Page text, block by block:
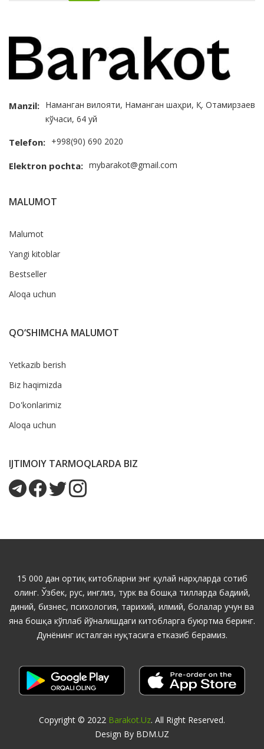
Manzil: Наманган вилояти, Наманган шаҳри, Қ. Отамирзаев
кўчаси, 64 уй
Telefon: +998(90) 690 2020
Elektron pochta: mybarakot@gmail.com
MALUMOT
Malumot
Yangi kitoblar
Bestseller
Aloqa uchun
QO‘SHIMCHA MALUMOT
Yetkazib berish
Biz haqimizda
Do'konlarimiz
Aloqa uchun
IJTIMOIY TARMOQLARDA BIZ
15 000 дан ортиқ китобларни энг қулай нарҳларда сотиб
олинг. Ўзбек, рус, инглиз, турк ва бошқа тилларда бадиий,
диний, бизнес, психология, тарихий, илмий, болалар учун ва
яна бошқа кўплаб йўналишдаги китобларга буюртма беринг.
Дунёнинг исталган нуқтасига етказиб берамиз.
Copyright © 2022 Barakot.uz. All Right Reserved.
Design By BDM.UZ